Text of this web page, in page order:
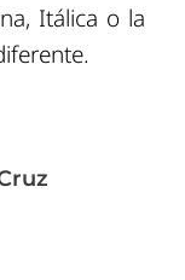
Itálica o la